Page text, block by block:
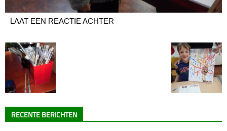
LAAT EEN REACTIE ACHTER
RECENTE BERICHTEN